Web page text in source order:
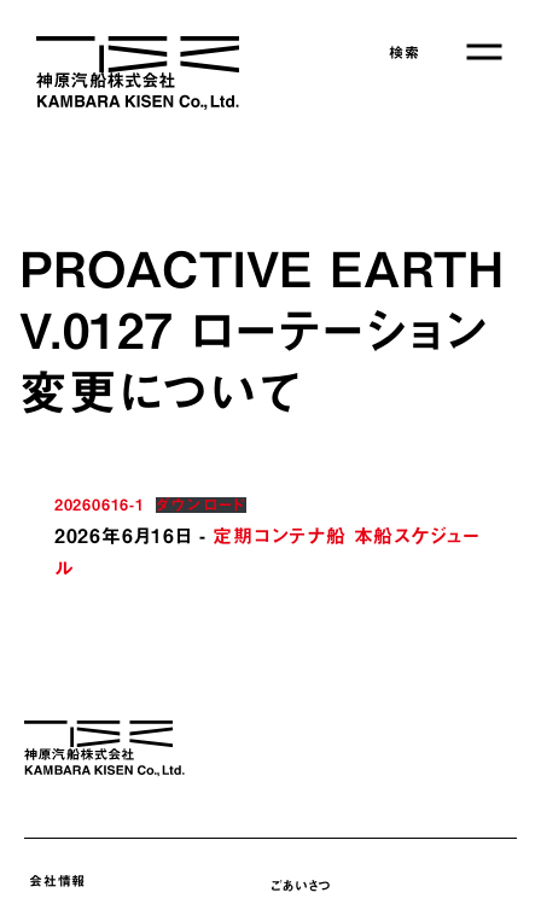
content
検索
会社情報
定期コンテナ船サービス
採用情報
PROACTIVE EARTH
V.0127 ローテーション
変更について
20260616-1 ダウンロード
2026年6月16日 - 定期コンテナ船 本船スケジュー
ル
会社情報 ごあいさつ